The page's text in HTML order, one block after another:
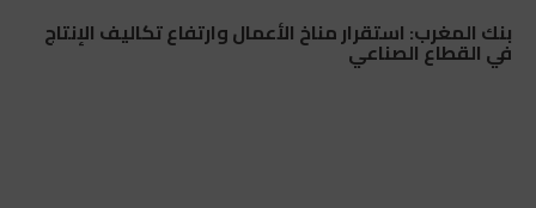
بنك المغرب: استقرار مناخ الأعمال وارتفاع تكاليف الإنتاج
في القطاع الصناعي